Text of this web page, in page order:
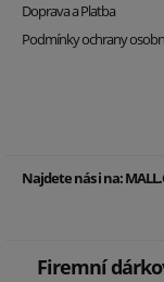
Doprava a Platba
Podmínky ochrany
Najdete nás i na:
Firemní